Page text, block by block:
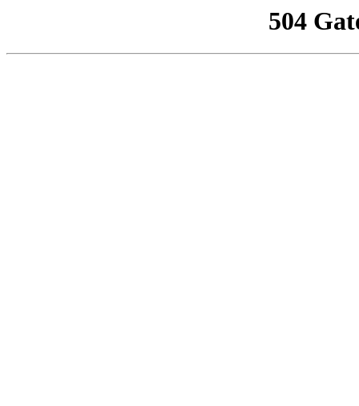
504